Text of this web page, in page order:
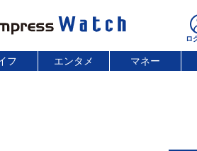
フ エンタメ マネー